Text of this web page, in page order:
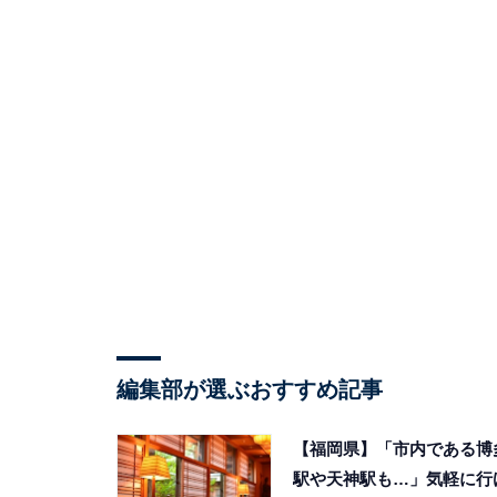
編集部が選ぶおすすめ記事
【福岡県】「市内である博
駅や天神駅も…」気軽に行